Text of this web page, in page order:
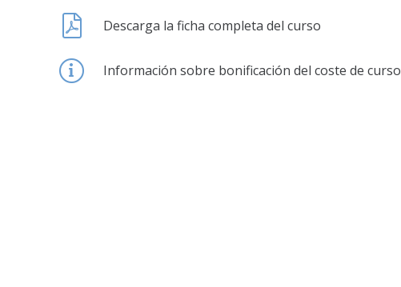
Descarga la ficha completa del curso
Información sobre bonificación del coste de curso